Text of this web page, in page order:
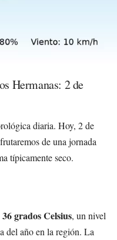
Hermanas: 2 de
diaria. Hoy, 2 de
de una jornada
típicamente seco.
36 grados Celsius, un nivel
del año en la región. La